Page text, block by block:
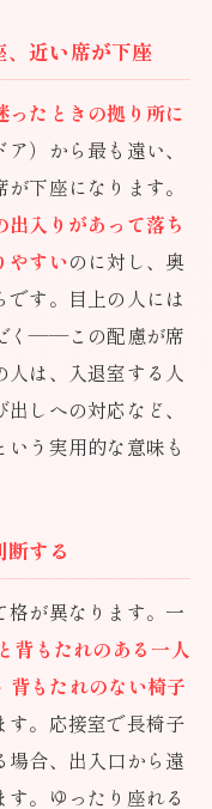
近い席が下座
たときの拠り所に
）から最も遠い、
下座になります。
入りがあって落ち
やすいのに対し、奥
す。目上の人には
く——この配慮が席
は、入退室する人
しへの対応など、
う実用的な意味も
する
格が異なります。一
背もたれのある一人
背もたれのない椅子
す。応接室で長椅子
場合、出入口から遠
。ゆったり座れる